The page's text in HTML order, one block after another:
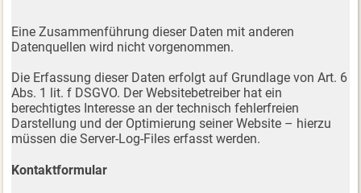
Eine Zusammenführung dieser Daten mit anderen
Datenquellen wird nicht vorgenommen.
Die Erfassung dieser Daten erfolgt auf Grundlage von Art. 6
Abs. 1 lit. f DSGVO. Der Websitebetreiber hat ein
berechtigtes Interesse an der technisch fehlerfreien
Darstellung und der Optimierung seiner Website – hierzu
müssen die Server-Log-Files erfasst werden.
Kontaktformular